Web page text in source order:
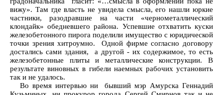
вижу». Там где власть не увидела смысла, его нашли юркие
частники, разодравшие на части «чернометаллический
клондайк» обедневшего района. Успевшие отхватить куски
железобетонного пирога поделили имущество с юридической
точки зрения хитроумно. Одной фирме согласно договору
достались сами здания, а другой - их содержимое, то есть
железобетонные плиты и металлические конструкции. В
результате виновных в гибели наемных рабочих установить
так и не удалось.
Во время интервью ни бывший мэр Амурска Геннадий